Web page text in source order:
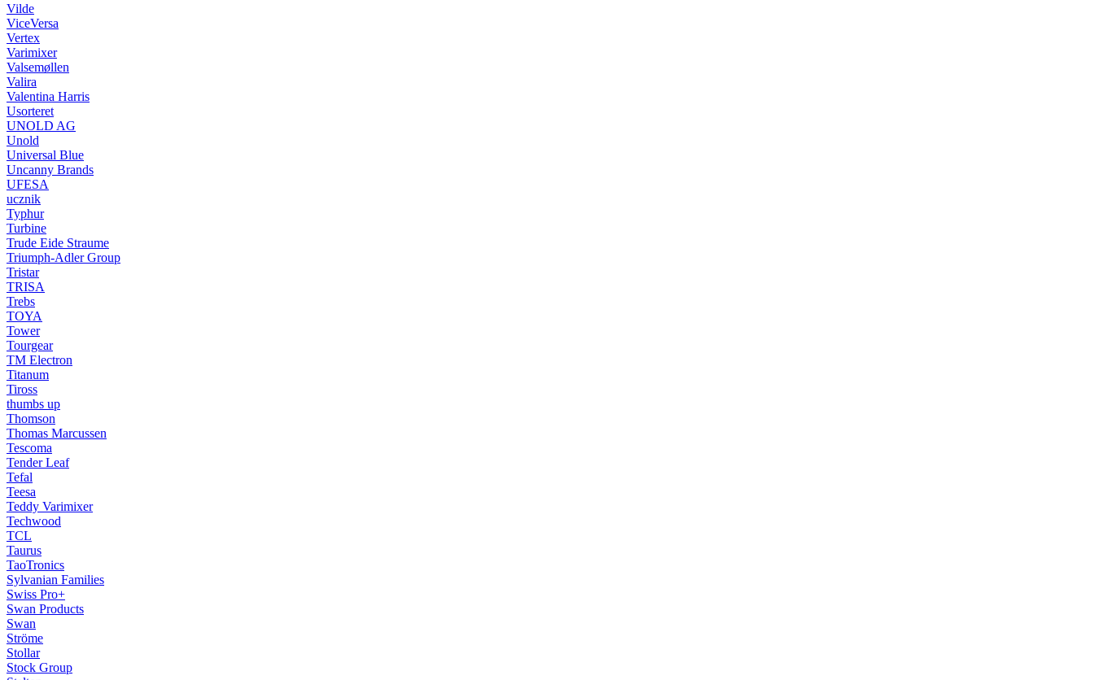
Vilde
ViceVersa
Vertex
Varimixer
Valsemøllen
Valira
Valentina Harris
Usorteret
UNOLD AG
Unold
Universal Blue
Uncanny Brands
UFESA
ucznik
Typhur
Turbine
Trude Eide Straume
Triumph-Adler Group
Tristar
TRISA
Trebs
TOYA
Tower
Tourgear
TM Electron
Titanum
Tiross
thumbs up
Thomson
Thomas Marcussen
Tescoma
Tender Leaf
Tefal
Teesa
Teddy Varimixer
Techwood
TCL
Taurus
TaoTronics
Sylvanian Families
Swiss Pro+
Swan Products
Swan
Ströme
Stollar
Stock Group